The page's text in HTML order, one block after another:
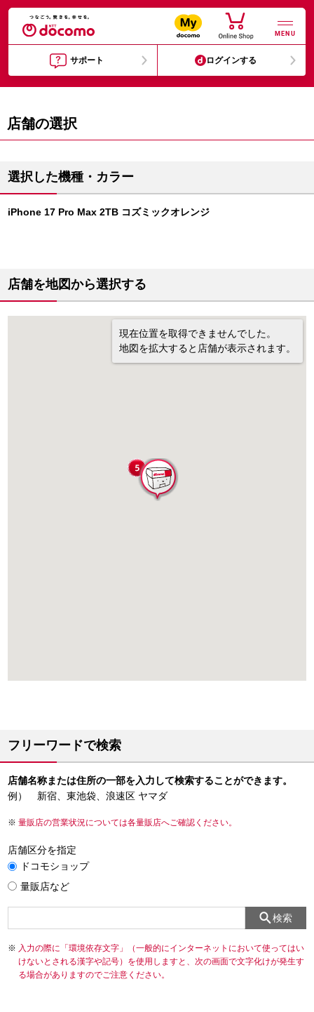
MENU
サポート ログインする
店舗の選択
選択した機種・カラー
iPhone 17 Pro Max 2TB コズミックオレンジ
店舗を地図から選択する
現在位置を取得できませんでした。
地図を拡大すると店舗が表示されます。
フリーワードで検索
店舗名称または住所の一部を入力して検索することができます。
例） 新宿、東池袋、浪速区 ヤマダ
量販店の営業状況については各量販店へご確認ください。
店舗区分を指定
ドコモショップ
量販店など
検索
入力の際に「環境依存文字」（一般的にインターネットにおいて使ってはい
けないとされる漢字や記号）を使用しますと、次の画面で文字化けが発生す
る場合がありますのでご注意ください。